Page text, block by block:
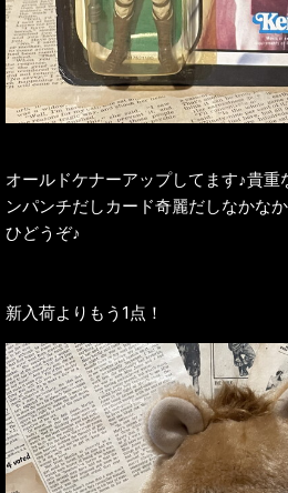
オールドケナーアップしてます♪貴
ンパンチだしカード奇麗だしなかな
ひどうぞ♪
新入荷よりもう1点！